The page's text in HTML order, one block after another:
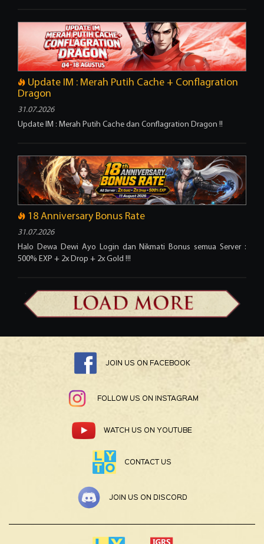
Update IM : Merah Putih Cache + Conflagration
Dragon
31.07.2026
Update IM : Merah Putih Cache dan Conflagration Dragon !!
18 Anniversary Bonus Rate
31.07.2026
Halo Dewa Dewi Ayo Login dan Nikmati Bonus semua Server :
500% EXP + 2x Drop + 2x Gold !!!
JOIN US ON FACEBOOK
FOLLOW US ON INSTAGRAM
WATCH US ON YOUTUBE
CONTACT US
JOIN US ON DISCORD